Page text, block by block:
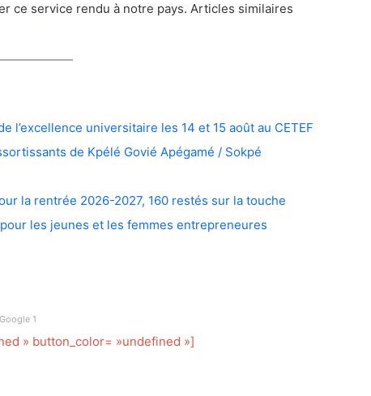
ce service rendu à notre pays. Articles similaires
l’excellence universitaire les 14 et 15 août au CETEF
de Kpélé Govié Apégamé / Sokpé
la rentrée 2026-2027, 160 restés sur la touche
les jeunes et les femmes entrepreneures
Google 1
» button_color= »undefined »]